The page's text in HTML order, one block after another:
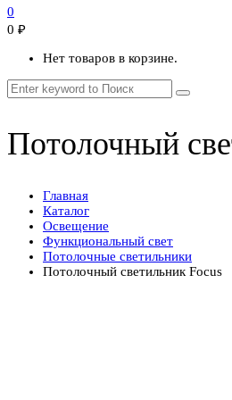
0
0 ₽
Нет товаров в корзине.
Потолочный
Главная
Каталог
Освещение
Функциональный свет
Потолочные светильники
Потолочный светильник Focus